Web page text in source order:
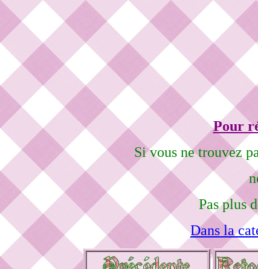
Pour
Si vous ne trouvez
Pas plus
Dans la